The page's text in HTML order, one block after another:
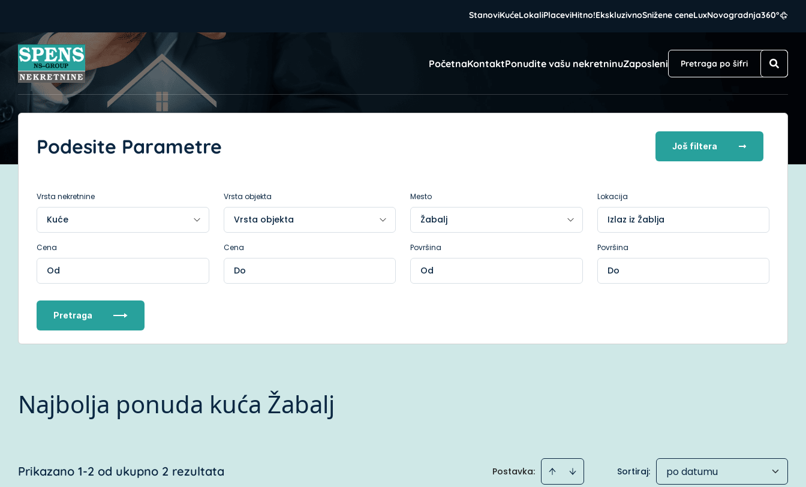
StanoviKućeLokaliPlaceviHitno!EkskluzivnoSnižene ceneLuxNovogradnja360°
PočetnaKontaktPonudite vašu nekretninuZaposleni
Podesite Parametre Još filtera
Vrsta nekretnine Vrsta objekta Mesto Lokacija
Izlaz iz Žablja
Cena Cena Površina Površina
Pretraga
Najbolja ponuda kuća Žabalj
Prikazano 1-2 od ukupno 2 rezultata Postavka: Sortiraj: po datumu